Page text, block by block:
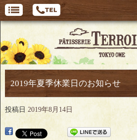
2019年夏季休業日のお知らせ
投稿日 2019年8月14日